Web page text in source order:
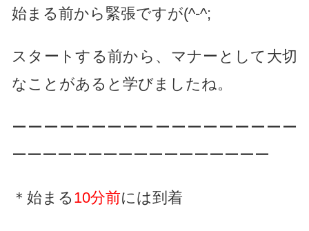
始まる前から緊張ですが(^-^;
スタートする前から、マナーとして大切
なことがあると学びましたね。
ーーーーーーーーーーーーーーーーーー
ーーーーーーーーーーーーーーーーー
＊始まる 10分前には到着